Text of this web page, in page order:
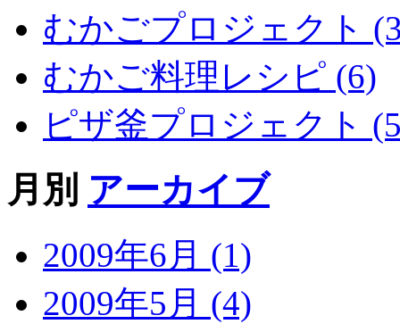
むかごプロジェクト
むかご料理レシピ (6)
ピザ釜プロジェクト
月別 アーカイブ
2009年6月 (1)
2009年5月 (4)